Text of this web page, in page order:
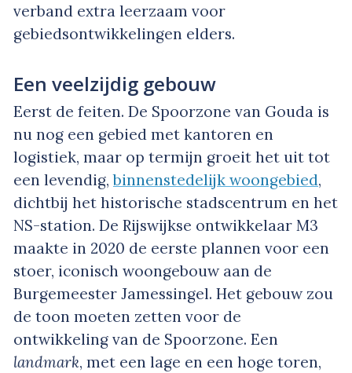
verband extra leerzaam voor
gebiedsontwikkelingen elders.
Een veelzijdig gebouw
Eerst de feiten. De Spoorzone van Gouda is
nu nog een gebied met kantoren en
logistiek, maar op termijn groeit het uit tot
een levendig,binnenstedelijk woongebied,
dichtbij het historische stadscentrum en het
NS-station. De Rijswijkse ontwikkelaar M3
maakte in 2020 de eerste plannen voor een
stoer, iconisch woongebouw aan de
Burgemeester Jamessingel. Het gebouw zou
de toon moeten zetten voor de
ontwikkeling van de Spoorzone. Een
landmark, met een lage en een hoge toren,